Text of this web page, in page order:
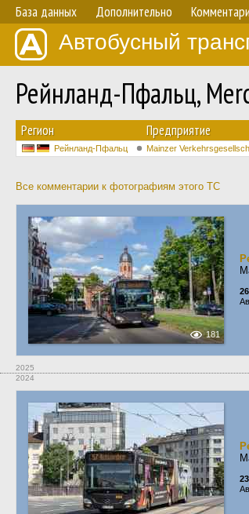
База данных Дополнительно
Автобусный
Рейнланд-Пфальц,
Регион Предприятие
Рейнланд-Пфальц Mainzer
Все комментарии к фотографиям этого ТС
181
2025
2024